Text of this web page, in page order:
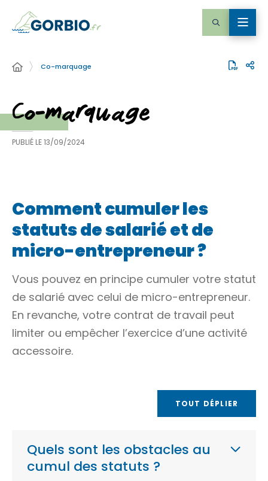
Co-marquage
Co-marquage
PUBLIÉ LE13/09/2024
Comment cumuler les
statuts de salarié et de
micro-entrepreneur ?
Vous pouvez en principe cumuler votre statut
de salarié avec celui de micro-entrepreneur.
En revanche, votre contrat de travail peut
limiter ou empêcher l’exercice d’une activité
accessoire.
TOUT DÉPLIER
Quels sont les obstacles au
cumul des statuts ?